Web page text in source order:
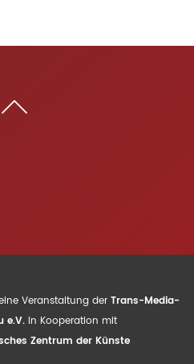
eine Veranstaltung der Trans-Media-
e.V. in Kooperation mit
Zentrum der Künste